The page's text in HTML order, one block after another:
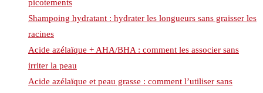
picotements
Shampoing hydratant : hydrater les longueurs sans graisser les
racines
Acide azélaïque + AHA/BHA : comment les associer sans
irriter la peau
Acide azélaïque et peau grasse : comment l’utiliser sans